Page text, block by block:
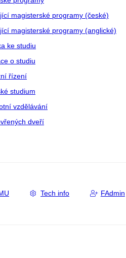
magisterské programy (české)
magisterské programy (anglické)
ke studiu
o studiu
řízení
studium
vzdělávání
dveří
Tech info FAdmin